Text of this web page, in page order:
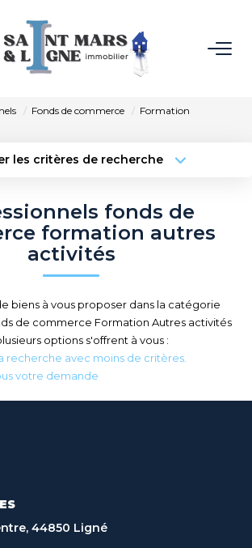
NOS MÉTIERS
NOS AGENCES
Qui Sommes-Nous
Notre Équipe
Recrutement
Fonds de commerce
Formation
les critères de recherche
Surface min
alerte
fonds de
formation autres
activités
biens à vous proposer dans la catégorie
de commerce Formation Autres activités
options s'offrent à vous :
recherche avec moins de critères.
votre demande
44850 Ligné